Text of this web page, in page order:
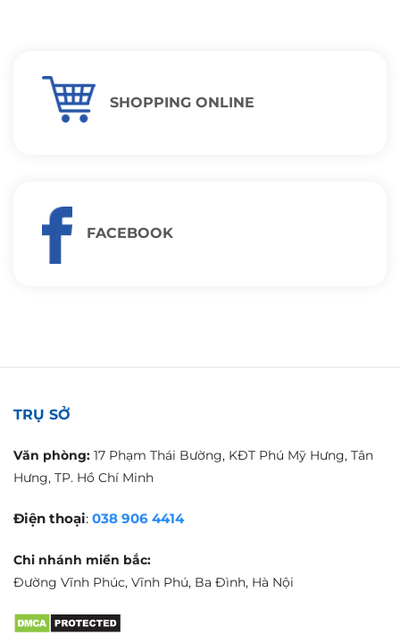
SHOPPING ONLINE
FACEBOOK
TRỤ SỞ
Văn phòng: 17 Phạm Thái Bường, KĐT Phú Mỹ Hưng, Tân
Hưng, TP. Hồ Chí Minh
Điện thoại: 038 906 4414
Chi nhánh miền bắc:
Đường Vĩnh Phúc, Vĩnh Phú, Ba Đình, Hà Nội